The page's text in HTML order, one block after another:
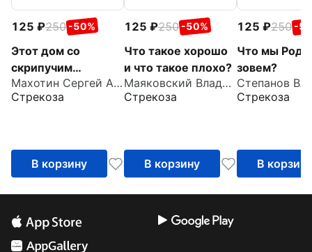
125 250 -50%
Этот дом со
скрипучим
крыльцом
Махотин Сергей Анатольевич
Стрекоза
В корзину
125 250 -50%
Что такое хорошо
и что такое плохо?
Маяковский Владимир Владимирович
Стрекоза
В корзину
125 250 -
Что мы
зовем?
Стрекоза
В корзину